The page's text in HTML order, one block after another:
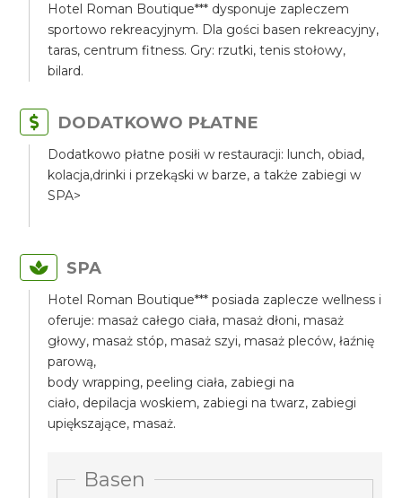
Hotel Roman Boutique*** dysponuje zapleczem
sportowo rekreacyjnym. Dla gości basen rekreacyjny,
taras, centrum fitness. Gry: rzutki, tenis stołowy,
bilard.
DODATKOWO PŁATNE
Dodatkowo płatne posiłi w restauracji: lunch, obiad,
kolacja,drinki i przekąski w barze, a także zabiegi w
SPA>
SPA
Hotel Roman Boutique*** posiada zaplecze wellness i
oferuje: masaż całego ciała, masaż dłoni, masaż
głowy, masaż stóp, masaż szyi, masaż pleców, łaźnię
parową,
body wrapping, peeling ciała, zabiegi na
ciało, depilacja woskiem, zabiegi na twarz, zabiegi
upiększające, masaż.
Basen